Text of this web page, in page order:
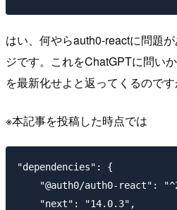
はい、何やらauth0-reactに問題
ジです。これをChatGPTに問い
を最新化せよと返ってくるのです
※本記事を投稿した時点では
"dependencies": {
"@auth0/auth0-react":
    "next": "14.0.3",